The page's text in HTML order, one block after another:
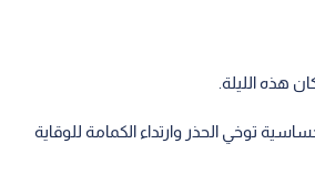
هذه الليلة.
توخي الحذر وارتداء الكمامة للوقاية